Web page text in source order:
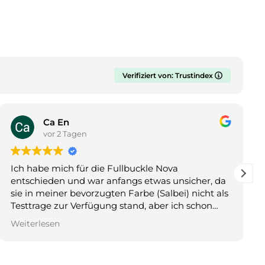
Verifiziert von: Trustindex
Ca En
vor 2 Tagen
Ich habe mich für die Fullbuckle Nova
entschieden und war anfangs etwas unsicher, da
sie in meiner bevorzugten Farbe (Salbei) nicht als
Testtrage zur Verfügung stand, aber ich schon
dringend eine Trage brauchte. Ich bin absolut
begeistert! Sie passt perfekt und ist täglich im
Weiterlesen